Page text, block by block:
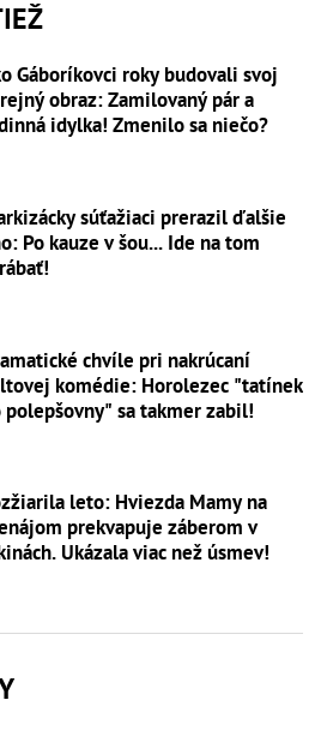
Gáboríkovci roky budovali svoj
obraz: Zamilovaný pár a
idylka! Zmenilo sa niečo?
súťažiaci prerazil ďalšie
Po kauze v šou... Ide na tom
chvíle pri nakrúcaní
komédie: Horolezec "tatínek
polepšovny" sa takmer zabil!
leto: Hviezda Mamy na
prekvapuje záberom v
Ukázala viac než úsmev!